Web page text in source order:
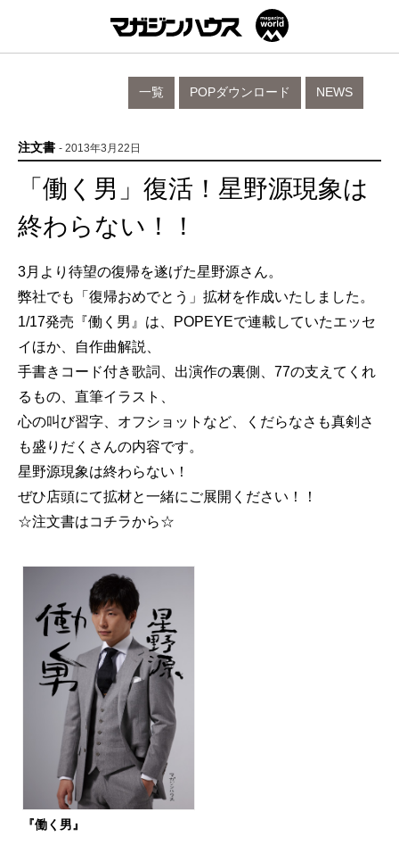
NEWS
POPダウンロード
一覧
注文書 - 2013年3月22日
「働く男」復活！星野源現象は
終わらない！！
3月より待望の復帰を遂げた星野源さん。
弊社でも「復帰おめでとう」拡材を作成いたしました。
1/17発売『働く男』は、POPEYEで連載していたエッセ
イほか、自作曲解説、
手書きコード付き歌詞、出演作の裏側、77の支えてくれ
るもの、直筆イラスト、
心の叫び習字、オフショットなど、くだらなさも真剣さ
も盛りだくさんの内容です。
星野源現象は終わらない！
ぜひ店頭にて拡材と一緒にご展開ください！！
☆注文書はコチラから☆
『働く男』